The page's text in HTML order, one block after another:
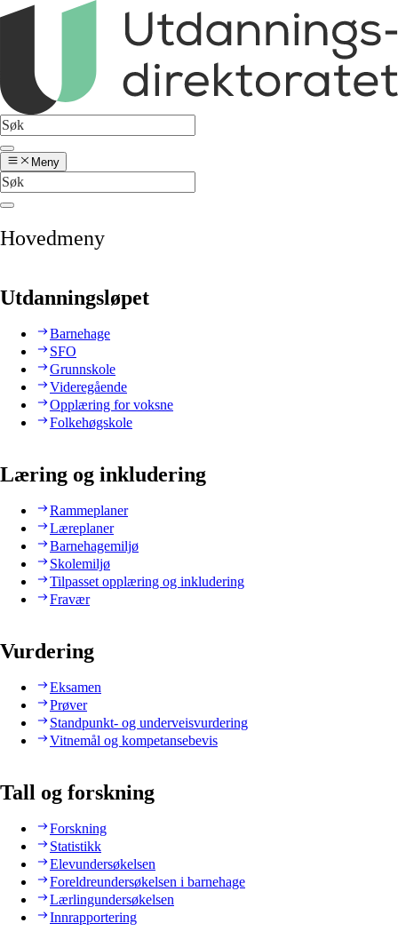
Meny
Hovedmeny
Utdanningsløpet
Barnehage
SFO
Grunnskole
Videregående
Opplæring for voksne
Folkehøgskole
Læring og inkludering
Rammeplaner
Læreplaner
Barnehagemiljø
Skolemiljø
Tilpasset opplæring og inkludering
Fravær
Vurdering
Eksamen
Prøver
Standpunkt- og underveisvurdering
Vitnemål og kompetansebevis
Tall og forskning
Forskning
Statistikk
Elevundersøkelsen
Foreldreundersøkelsen i barnehage
Lærlingundersøkelsen
Innrapportering